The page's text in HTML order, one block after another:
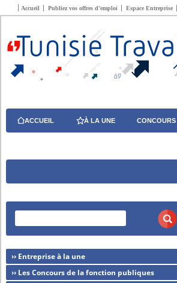
Accueil Publiez vos offres d’emploi Espace Entreprise
ACCUEIL À LA UNE
›› Entreprise à la une
›› Les Concours de la fonction publiques